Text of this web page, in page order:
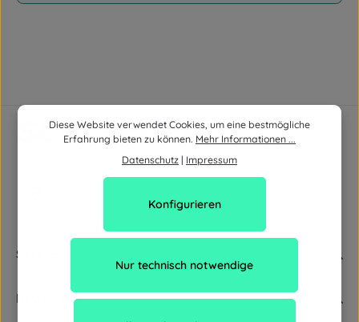
Service
Newsletter
Diese Website verwendet Cookies, um eine bestmögliche
Erfahrung bieten zu können. Mehr Informationen ...
Datenschutz | Impressum
Nur technisch notwendige
Konfigurieren